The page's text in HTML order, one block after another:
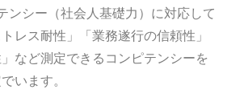
ンシー（社会人基礎力）に対応して
レス耐性」「業務遂行の信頼性」
」など測定できるコンピテンシーを
います。